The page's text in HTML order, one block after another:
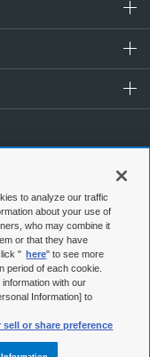
Privacy Policy
Cookie Policy
Sitemap
to analyze our traffic
about your use of
who may combine it
or that they have
" here" to see more
period of each cookie.
with our
Information] to
sell or share preference